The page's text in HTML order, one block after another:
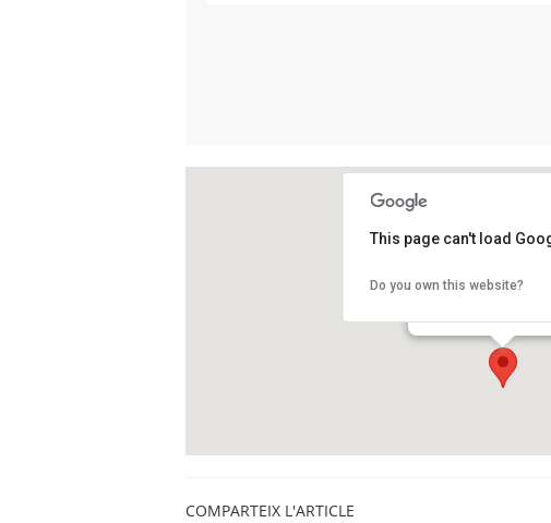
Passeig de Salvat
This page can't load
Do you own this website?
COMPARTEIX L'ARTICLE